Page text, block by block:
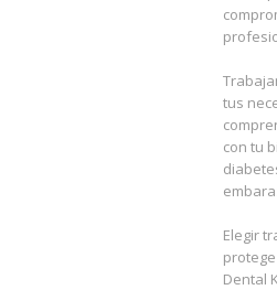
tus
con tu
Elegir
Dental